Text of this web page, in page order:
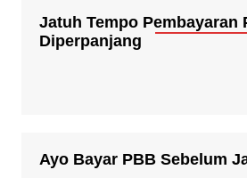
Jatuh Tempo Pembayaran
Diperpanjang
Ayo Bayar PBB Sebelum